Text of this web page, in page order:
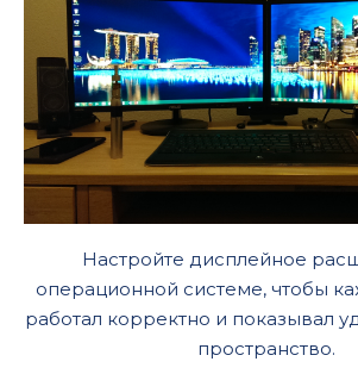
Настройте дисплейное
операционной системе, чтобы
работал корректно и показывал
пространство.